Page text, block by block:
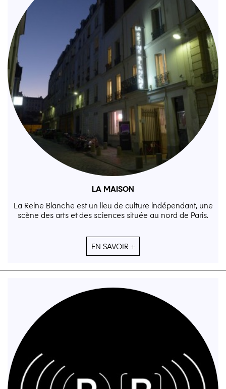
LA MAISON
La Reine Blanche est un lieu de culture indépendant, une
scène des arts et des sciences située au nord de Paris.
EN SAVOIR +